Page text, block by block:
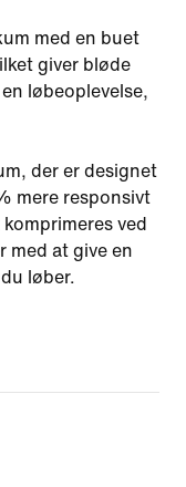
med en buet
giver bløde
løbeoplevelse,
der er designet
mere responsivt
ved
at give en
løber.